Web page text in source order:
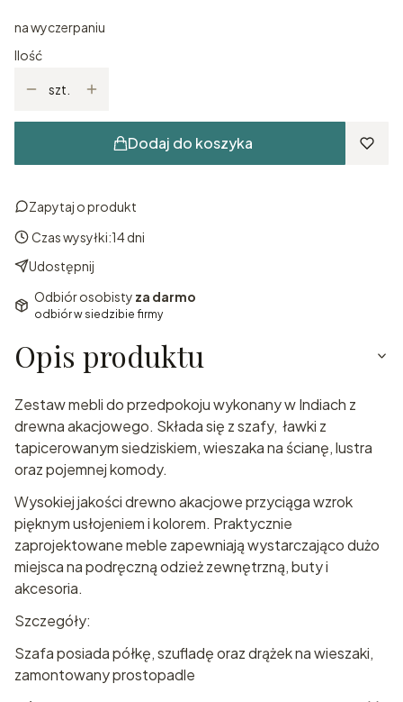
na wyczerpaniu
Ilość
szt.
Dodaj do koszyka
Zapytaj o produkt
Czas wysyłki:14 dni
Udostępnij
Odbiór osobisty za darmo
odbiór w siedzibie firmy
Opis produktu
Zestaw mebli do przedpokoju wykonany w Indiach z
drewna akacjowego. Składa się z szafy, ławki z
tapicerowanym siedziskiem, wieszaka na ścianę, lustra
oraz pojemnej komody.
Wysokiej jakości drewno akacjowe przyciąga wzrok
pięknym usłojeniem i kolorem. Praktycznie
zaprojektowane meble zapewniają wystarczająco dużo
miejsca na podręczną odzież zewnętrzną, buty i
akcesoria.
Szczegóły:
Szafa posiada półkę, szufladę oraz drążek na wieszaki,
zamontowany prostopadle